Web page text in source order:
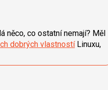
něco, co ostatní nemají? Měl
dobrých vlastnostíLinuxu,